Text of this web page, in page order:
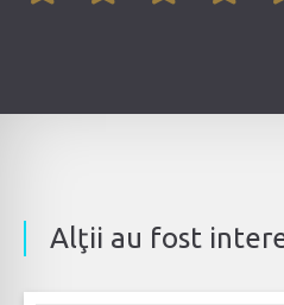
Alţii au fost